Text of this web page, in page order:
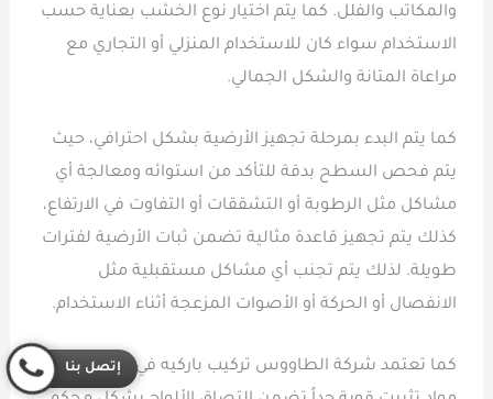
والمكاتب والفلل. كما يتم اختيار نوع الخشب بعناية حسب
الاستخدام سواء كان للاستخدام المنزلي أو التجاري مع
مراعاة المتانة والشكل الجمالي.
كما يتم البدء بمرحلة تجهيز الأرضية بشكل احترافي، حيث
يتم فحص السطح بدقة للتأكد من استوائه ومعالجة أي
مشاكل مثل الرطوبة أو التشققات أو التفاوت في الارتفاع،
كذلك يتم تجهيز قاعدة مثالية تضمن ثبات الأرضية لفترات
طويلة. لذلك يتم تجنب أي مشاكل مستقبلية مثل
الانفصال أو الحركة أو الأصوات المزعجة أثناء الاستخدام.
كما تعتمد شركة الطاووس تركيب باركيه في الفجيرة على
إتصل بنا